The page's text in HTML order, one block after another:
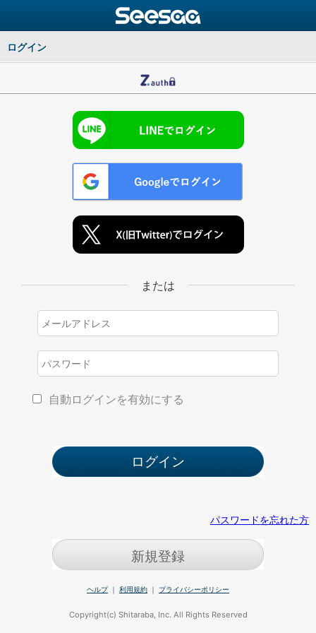
ログイン
または
自動ログインを有効にする
パスワードを忘れた方
新規登録
ヘルプ｜ 利用規約 ｜ プライバシーポリシー
Copyright(c) Shitaraba, Inc. All Rights Reserved